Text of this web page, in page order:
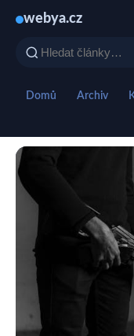
webya.cz
Domů Archiv